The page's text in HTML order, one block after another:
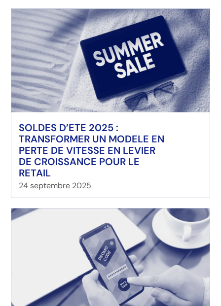
SOLDES D’ETE 2025 :
TRANSFORMER UN MODELE EN
PERTE DE VITESSE EN LEVIER
DE CROISSANCE POUR LE
RETAIL
24 septembre 2025